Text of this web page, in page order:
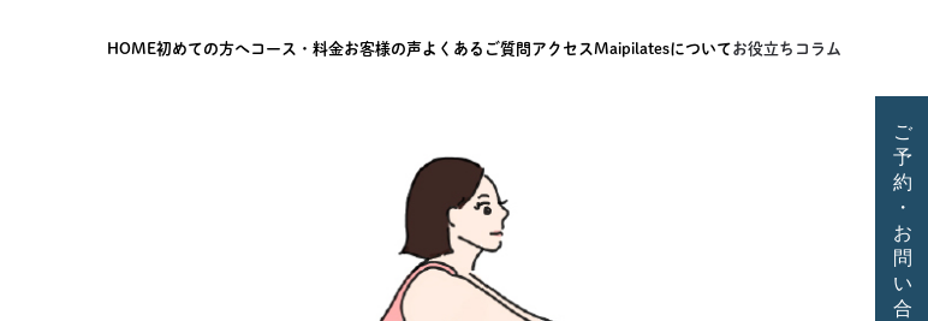
HOME初めての方へコース・料金お客様の声よくあるご質問アクセス Maipilatesについてお役立ちコラム
ご
予
約
・
お
問
い
合